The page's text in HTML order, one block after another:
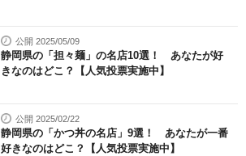
公開 2025/05/09
静岡県の「担々麺」の名店10選！ あなたが好
きなのはどこ？【人気投票実施中】
公開 2025/02/22
静岡県の「かつ丼の名店」9選！ あなたが一番
好きなのはどこ？【人気投票実施中】